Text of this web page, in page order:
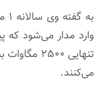
وارد مدار می‌شود که
تنهایی
می‌کنند.